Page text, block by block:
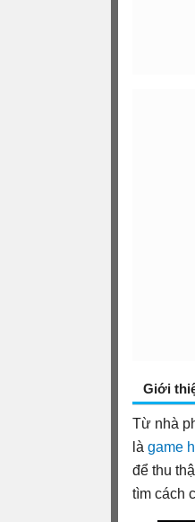
Giới
Từ nhà
là game
để thu
tìm cách